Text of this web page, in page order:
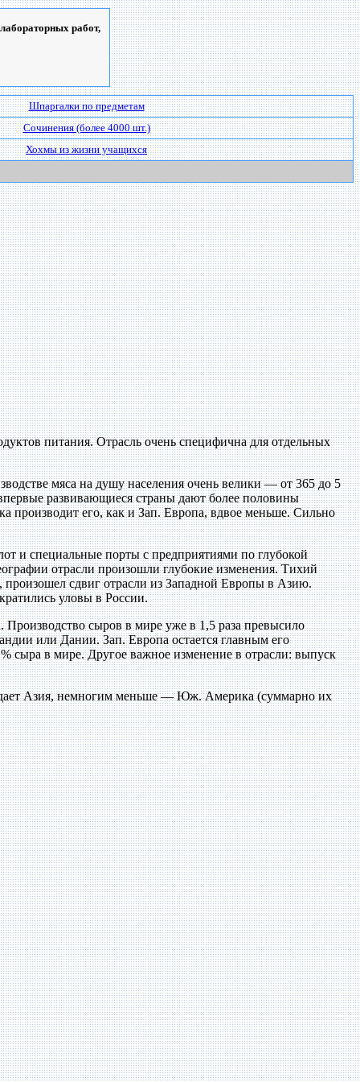
работ,
Шпаргалки по предметам
Сочинения (более 4000 шт.)
Хохмы из жизни учащихся
питания. Отрасль очень специфична для отдельных
мяса на душу населения очень велики — от 365 до 5
развивающиеся страны дают более половины
его, как и Зап. Европа, вдвое меньше. Сильно
и специальные порты с предприятиями по глубокой
отрасли произошли глубокие изменения. Тихий
произошел сдвиг отрасли из Западной Европы в Азию.
уловы в России.
сыров в мире уже в 1,5 раза превысило
или Дании. Зап. Европа остается главным его
в мире. Другое важное изменение в отрасли: выпуск
дает Азия, немногим меньше — Юж. Америка (суммарно их